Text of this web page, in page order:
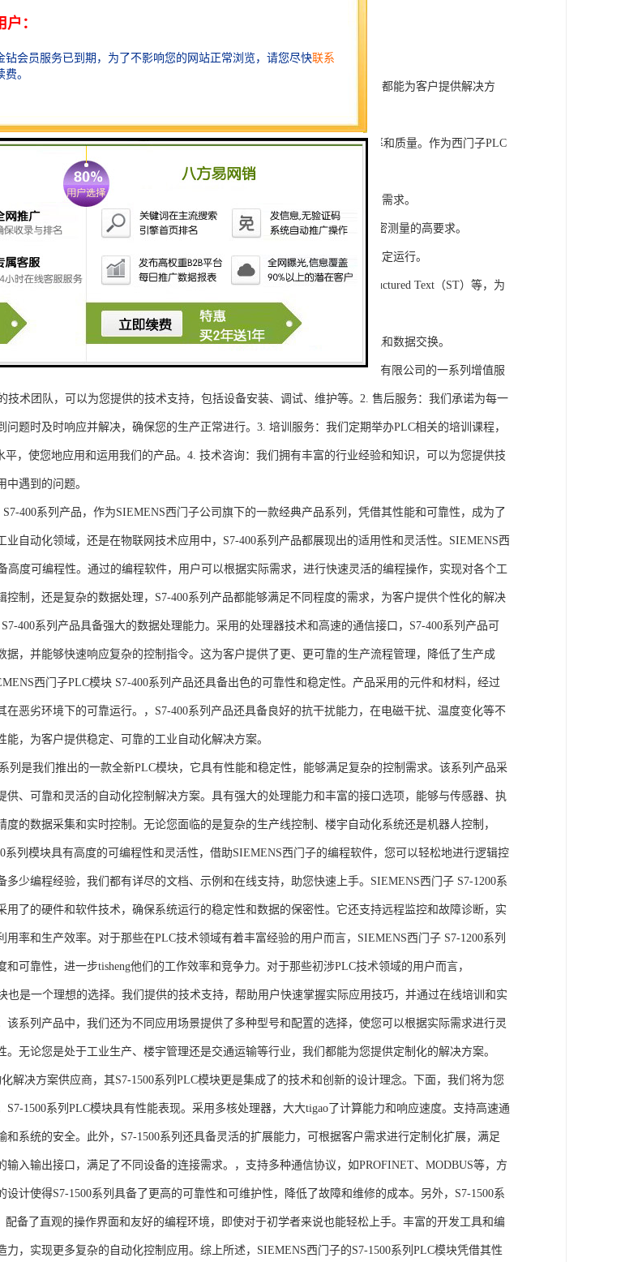
式可选，满足不同用户的个性化要求。
和技术支持，可快速部署系统，缩短项目周期。
域内有着到的见解。无论是提供技术咨询，还是进行技术开发和转让，我们都能为客户提供解决方
系列产品是一系列高可靠性、高性能的工控设备，旨在tisheng生产效率和质量。作为西门子PLC
列产品具有以下突出特点：
产品设计特，可根据客户需求灵活配置输入输出模块，满足不同规模工程的需求。
S7-300系列产品支持多达8个模拟量输入输出通道，可满足对于控制和精密测量的高要求。
产品采用的硬件和软件技术，具有高度可靠性和稳定性，保证系统的长期稳定运行。
用TIA Portal开发环境，支持多种编程语言，如Ladder Diagram（LD）、Structured Text（ST）等，为
品配备丰富的通讯接口，可与其他工控设备无缝集成，实现设备之间的通讯和数据交换。
系列产品，不仅获得了可靠的工控设备，还将获得浔之漫智控技术(上海)有限公司的一系列增值服
技术团队，可以为您提供的技术支持，包括设备安装、调试、维护等。2. 售后服务：我们承诺为每一
题时及时响应并解决，确保您的生产正常进行。3. 培训服务：我们定期举办PLC相关的培训课程，
平，使您地应用和运用我们的产品。4. 技术咨询：我们拥有丰富的行业经验和知识，可以为您提供技
遇到的问题。
系列产品，作为SIEMENS西门子公司旗下的一款经典产品系列，凭借其性能和可靠性，成为了
业自动化领域，还是在物联网技术应用中，S7-400系列产品都展现出的适用性和灵活性。SIEMENS西
高度可编程性。通过的编程软件，用户可以根据实际需求，进行快速灵活的编程操作，实现对各个工
控制，还是复杂的数据处理，S7-400系列产品都能够满足不同程度的需求，为客户提供个性化的解决
400系列产品具备强大的数据处理能力。采用的处理器技术和高速的通信接口，S7-400系列产品可
据，并能够快速响应复杂的控制指令。这为客户提供了更、更可靠的生产流程管理，降低了生产成
西门子PLC模块 S7-400系列产品还具备出色的可靠性和稳定性。产品采用的元件和材料，经过
在恶劣环境下的可靠运行。，S7-400系列产品还具备良好的抗干扰能力，在电磁干扰、温度变化等不
，为客户提供稳定、可靠的工业自动化解决方案。
我们推出的一款全新PLC模块，它具有性能和稳定性，能够满足复杂的控制需求。该系列产品采
供、可靠和灵活的自动化控制解决方案。具有强大的处理能力和丰富的接口选项，能够与传感器、执
的数据采集和实时控制。无论您面临的是复杂的生产线控制、楼宇自动化系统还是机器人控制，
系列模块具有高度的可编程性和灵活性，借助SIEMENS西门子的编程软件，您可以轻松地进行逻辑控
少编程经验，我们都有详尽的文档、示例和在线支持，助您快速上手。SIEMENS西门子 S7-1200系
用了的硬件和软件技术，确保系统运行的稳定性和数据的保密性。它还支持远程监控和故障诊断，实
用率和生产效率。对于那些在PLC技术领域有着丰富经验的用户而言，SIEMENS西门子 S7-1200系列
可靠性，进一步tisheng他们的工作效率和竞争力。对于那些初涉PLC技术领域的用户而言，
也是一个理想的选择。我们提供的技术支持，帮助用户快速掌握实际应用技巧，并通过在线培训和实
该系列产品中，我们还为不同应用场景提供了多种型号和配置的选择，使您可以根据实际需求进行灵
无论您是处于工业生产、楼宇管理还是交通运输等行业，我们都能为您提供定制化的解决方案。
方案供应商，其S7-1500系列PLC模块更是集成了的技术和创新的设计理念。下面，我们将为您
1500系列PLC模块具有性能表现。采用多核处理器，大大tigao了计算能力和响应速度。支持高速通
和系统的安全。此外，S7-1500系列还具备灵活的扩展能力，可根据客户需求进行定制化扩展，满足
输入输出接口，满足了不同设备的连接需求。，支持多种通信协议，如PROFINET、MODBUS等，方
计使得S7-1500系列具备了更高的可靠性和可维护性，降低了故障和维修的成本。另外，S7-1500系
配备了直观的操作界面和友好的编程环境，即使对于初学者来说也能轻松上手。丰富的开发工具和编
，实现更多复杂的自动化控制应用。综上所述，SIEMENS西门子的S7-1500系列PLC模块凭借其性